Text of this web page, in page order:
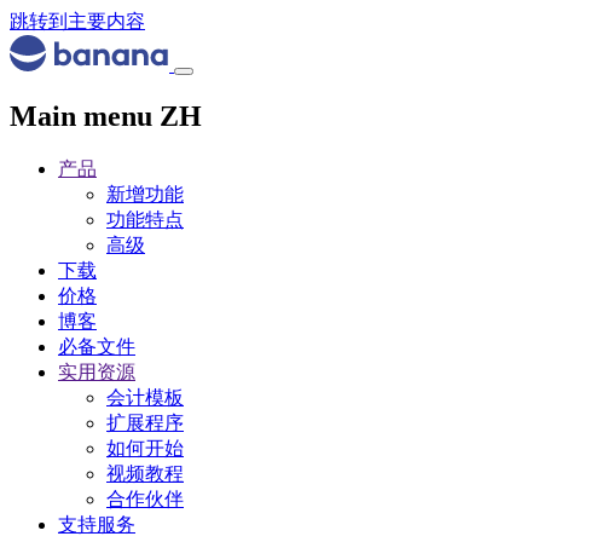
跳转到主要内容
Main menu ZH
产品
新增功能
功能特点
高级
下载
价格
博客
必备文件
实用资源
会计模板
扩展程序
如何开始
视频教程
合作伙伴
支持服务